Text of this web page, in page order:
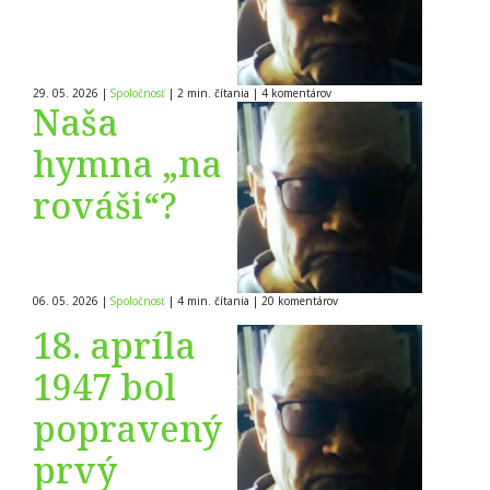
29. 05. 2026 | Spoločnosť | 2 min. čítania | 4 komentárov
Naša
hymna „na
rováši“?
06. 05. 2026 | Spoločnosť | 4 min. čítania | 20 komentárov
18. apríla
1947 bol
popravený
prvý